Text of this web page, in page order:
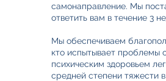
самонаправление. Мы
ответить вам в течение 3
Мы обеспечиваем
кто испытывает проблемы с
психическим здоровьем
средней степени тяжести